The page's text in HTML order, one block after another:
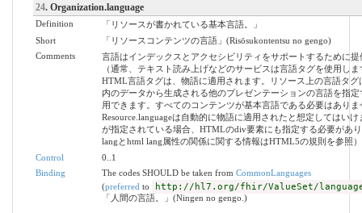
24. Organization.language
Definition
「リソースが書かれている基本言語。」
Short
「リソースコンテンツの言語」(Risōsukontentsu no gengo)
Comments
言語はインデックスとアクセシビリティをサポートするために提
（通常、テキスト読み上げなどのサービスは言語タグを使用し
HTML言語タグは、物語に適用されます。リソース上の言語タグ
内のデータから生成される他のプレゼンテーションの言語を指定
用できます。すべてのコンテンツが基本言語である必要はありま
Resource.languageは自動的に物語に適用されたと想定してはい
が指定されている場合、HTMLのdiv要素にも指定する必要があ
langとhtml lang属性の関係に関する情報はHTML5の規則を参照
Control
0..1
Binding
The codes SHOULD be taken from CommonLanguages
(preferred to http://hl7.org/fhir/ValueSet/
「人間の言語。」(Ningen no gengo.)